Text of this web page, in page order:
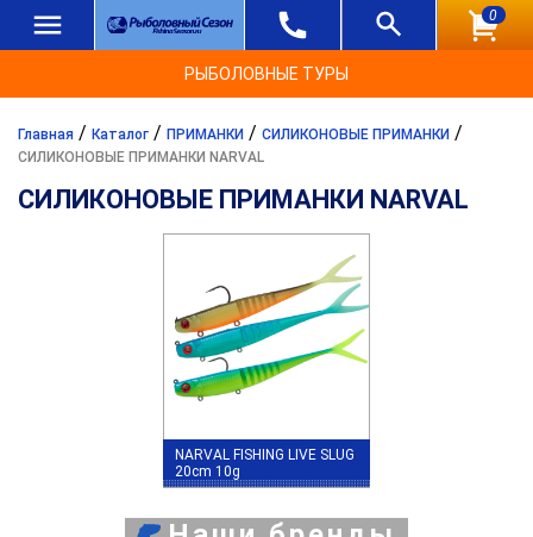
0
РЫБОЛОВНЫЕ ТУРЫ
Главная / Каталог / ПРИМАНКИ / СИЛИКОНОВЫЕ ПРИМАНКИ /
СИЛИКОНОВЫЕ ПРИМАНКИ NARVAL
СИЛИКОНОВЫЕ ПРИМАНКИ NARVAL
NARVAL FISHING LIVE SLUG
20cm 10g